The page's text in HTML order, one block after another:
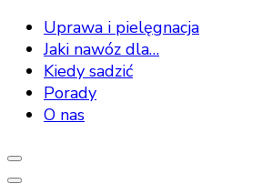
Uprawa i pielęgnacja
Jaki nawóz dla…
Kiedy sadzić
Porady
O nas